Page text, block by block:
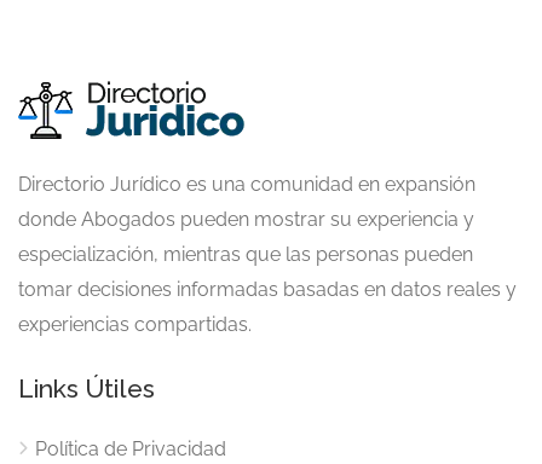
Directorio Jurídico es una comunidad en expansión
donde Abogados pueden mostrar su experiencia y
especialización, mientras que las personas pueden
tomar decisiones informadas basadas en datos reales y
experiencias compartidas.
Links Útiles
Política de Privacidad